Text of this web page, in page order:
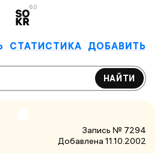
6.0
СТАТИСТИКА ДОБАВИТЬ
НАЙТИ
Запись № 7294
Добавлена 11.10.2002